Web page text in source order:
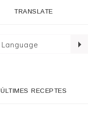
TRANSLATE
ÚLTIMES RECEPTES